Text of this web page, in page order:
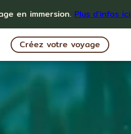
en immersion. Plus d'infos ici
Créez votre voyage